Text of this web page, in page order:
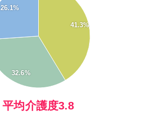
41.3%
32.6%
26.1%
0
平均介護度3.8